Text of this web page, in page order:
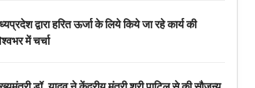
द्वारा हरित ऊर्जा के लिये किये जा रहे कार्य की
में चर्चा